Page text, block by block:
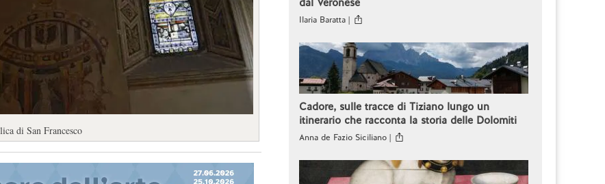
di San Francesco
dal Veronese
Ilaria Baratta |
Cadore, sulle tracce di Tiziano lungo un
itinerario che racconta la storia delle Dolomiti
Anna de Fazio Siciliano |